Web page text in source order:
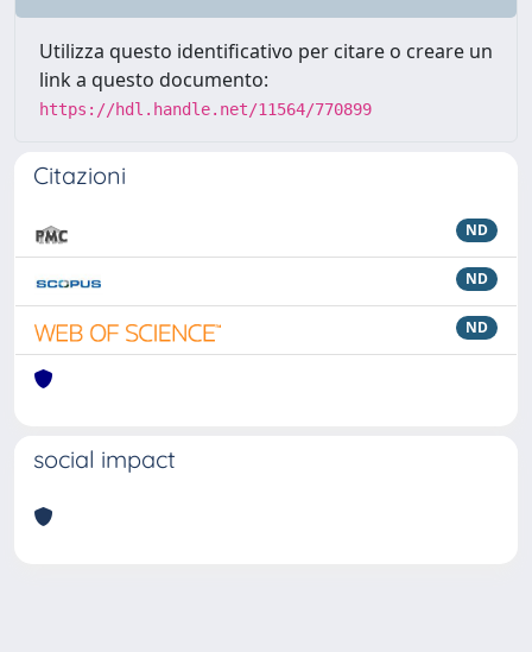
Utilizza questo identificativo per citare o creare un
link a questo documento:
https://hdl.handle.net/11564/770899
Citazioni
ND
ND
ND
social impact